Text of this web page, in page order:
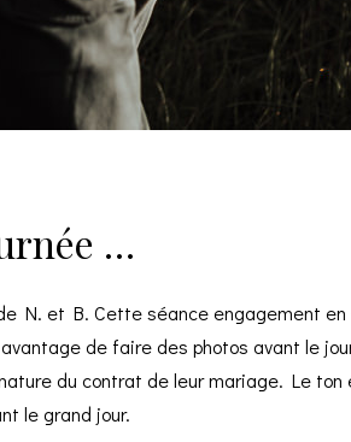
…
N. et B. Cette séance engagement en
de faire des photos avant le
du contrat de leur mariage. Le ton
le grand jour.